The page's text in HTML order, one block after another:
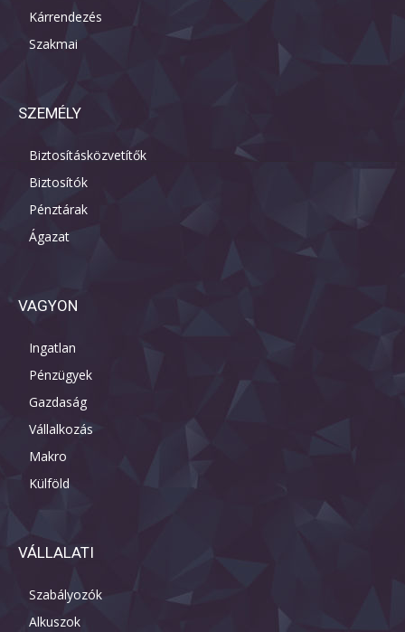
Kárrendezés
Szakmai
SZEMÉLY
Biztosításközvetítők
Biztosítók
Pénztárak
Ágazat
VAGYON
Ingatlan
Pénzügyek
Gazdaság
Vállalkozás
Makro
Külföld
VÁLLALATI
Szabályozók
Alkuszok